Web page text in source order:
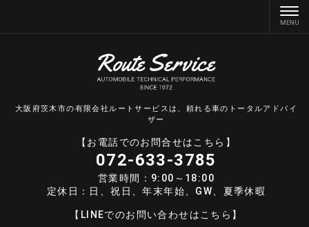
大阪府茨木市の有限会社ルートサービスは、頼れる車のトータルアドバイ
ザー
【お電話でのお問合せはこちら】
072-633-3785
営業時間：9:00～18:00
定休日：日、祝日、年末年始、GW、夏季休暇
【LINEでのお問い合わせはこちら】